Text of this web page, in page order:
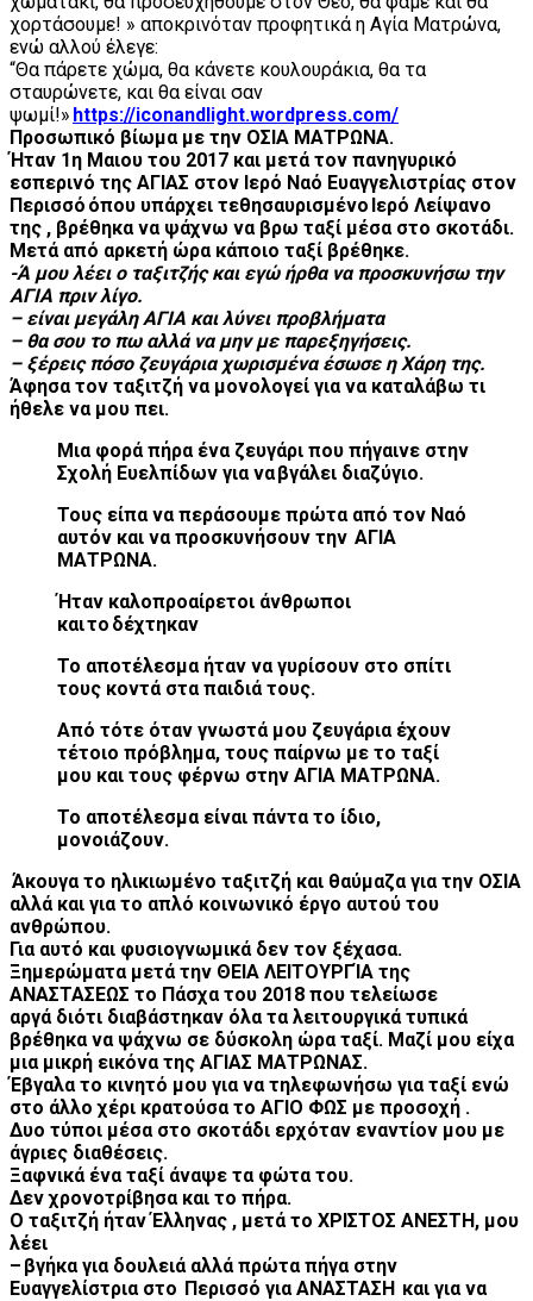
χορτάσουμε! » αποκρινόταν προφητικά η Αγία Ματρώνα,
ενώ αλλού έλεγε:
“Θα πάρετε χώμα, θα κάνετε κουλουράκια, θα τα
σταυρώνετε, και θα είναι σαν
ψωμί!» https://iconandlight.wordpress.com/
Προσωπικό βίωμα με την ΟΣΙΑ ΜΑΤΡΩΝΑ.
Ήταν 1η Μαιου του 2017 και μετά τον πανηγυρικό
εσπερινό της ΑΓΙΑΣ στον Ιερό Ναό Ευαγγελιστρίας στον
Περισσό όπου υπάρχει τεθησαυρισμένο Ιερό Λείψανο
της , βρέθηκα να ψάχνω να βρω ταξί μέσα στο σκοτάδι.
Μετά από αρκετή ώρα κάποιο ταξί βρέθηκε.
-Ά μου λέει ο ταξιτζής και εγώ ήρθα να προσκυνήσω την
ΑΓΙΑ πριν λίγο.
– είναι μεγάλη ΑΓΙΑ και λύνει προβλήματα
– θα σου το πω αλλά να μην με παρεξηγήσεις.
– ξέρεις πόσο ζευγάρια χωρισμένα έσωσε η Χάρη της.
Άφησα τον ταξιτζή να μονολογεί για να καταλάβω τι
ήθελε να μου πει.
Μια φορά πήρα ένα ζευγάρι που πήγαινε στην
Σχολή Ευελπίδων για να βγάλει διαζύγιο.
Τους είπα να περάσουμε πρώτα από τον Ναό
αυτόν και να προσκυνήσουν την ΑΓΙΑ
ΜΑΤΡΩΝΑ.
Ήταν καλοπροαίρετοι άνθρωποι
και το δέχτηκαν
Το αποτέλεσμα ήταν να γυρίσουν στο σπίτι
τους κοντά στα παιδιά τους.
Από τότε όταν γνωστά μου ζευγάρια έχουν
τέτοιο πρόβλημα, τους παίρνω με το ταξί
μου και τους φέρνω στην ΑΓΙΑ ΜΑΤΡΩΝΑ.
Το αποτέλεσμα είναι πάντα το ίδιο,
μονοιάζουν.
Άκουγα το ηλικιωμένο ταξιτζή και θαύμαζα για την ΟΣΙΑ
αλλά και για το απλό κοινωνικό έργο αυτού του
ανθρώπου.
Για αυτό και φυσιογνωμικά δεν τον ξέχασα.
Ξημερώματα μετά την ΘΕΙΑ ΛΕΙΤΟΥΡΓΊΑ της
ΑΝΑΣΤΑΣΕΩΣ το Πάσχα του 2018 που τελείωσε
αργά διότι διαβάστηκαν όλα τα λειτουργικά τυπικά
βρέθηκα να ψάχνω σε δύσκολη ώρα ταξί. Μαζί μου είχα
μια μικρή εικόνα της ΑΓΙΑΣ ΜΑΤΡΩΝΑΣ.
Έβγαλα το κινητό μου για να τηλεφωνήσω για ταξί ενώ
στο άλλο χέρι κρατούσα το ΑΓΙΟ ΦΩΣ με προσοχή .
Δυο τύποι μέσα στο σκοτάδι ερχόταν εναντίον μου με
άγριες διαθέσεις.
Ξαφνικά ένα ταξί άναψε τα φώτα του.
Δεν χρονοτρίβησα και το πήρα.
Ο ταξιτζή ήταν Έλληνας , μετά το ΧΡΙΣΤΟΣ ΑΝΕΣΤΗ, μου
λέει
– βγήκα για δουλειά αλλά πρώτα πήγα στην
Ευαγγελίστρια στο Περισσό για ΑΝΑΣΤΑΣΗ και για να